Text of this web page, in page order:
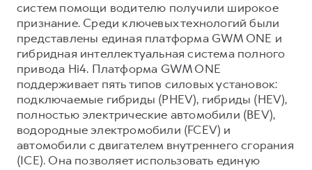
систем помощи водителю получили широкое
признание. Среди ключевых технологий были
представлены единая платформа GWM ONE и
гибридная интеллектуальная система полного
привода Hi4. Платформа GWM ONE
поддерживает пять типов силовых установок:
подключаемые гибриды (PHEV), гибриды (HEV),
полностью электрические автомобили (BEV),
водородные электромобили (FCEV) и
автомобили с двигателем внутреннего сгорания
(ICE). Она позволяет использовать единую